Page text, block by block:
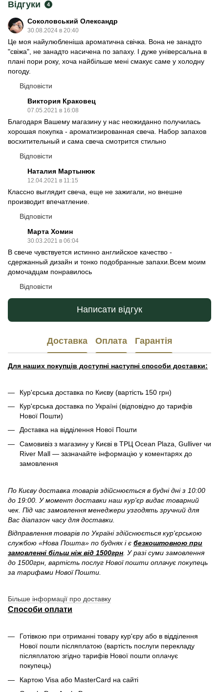
Відгуки 4
Соколовський Олександр
30.08.2024 в 20:40
Це моя найулюбленіша ароматична свічка. Вона не занадто
"свіжа", не занадто насичена по запаху. І дуже універсальна в
плані пори року, хоча найбільше мені смакує саме у холодну
погоду.
Відповісти
Виктория Краковец
07.05.2021 в 16:08
Благодаря Вашему магазину у нас неожиданно получилась
хорошая покупка - ароматизированная свеча. Набор запахов
восхитительный и сама свеча смотрится стильно
Відповісти
Наталия Мартынюк
12.04.2021 в 11:15
Классно выглядит свеча, еще не зажигали, но внешне
производит впечатление.
Відповісти
Марта Хомин
30.03.2021 в 06:04
В свече чувствуется истинно английское качество -
сдержанный дизайн и тонко подобранные запахи.Всем моим
домочадцам понравилось
Відповісти
Написати відгук
Доставка Оплата Гарантія
Для наших покупців доступні наступні способи доставки:
Кур'єрська доставка по Києву (вартість 150 грн)
Кур'єрська доставка по Україні (відповідно до тарифів
Нової Пошти)
Доставка на відділення Нової Пошти
Самовивіз з магазину у Києві в ТРЦ Ocean Plaza, Gulliver чи
River Mall — зазначайте інформацію у коментарях до
замовлення
По Києву доставка товарів здійснюється в будні дні з 10:00
до 19:00. У момент доставки наш кур'єр видає товарний
чек. Під час замовлення менеджери узгодять зручний для
Вас діапазон часу для доставки.
Відправлення товарів по Україні здійснюється кур'єрською
службою «Нова Пошта» по буднях і є безкоштовною при
замовленні більш ніж від 1500грн . У разі суми замовлення
до 1500грн, вартість послуг Нової пошти оплачує покупець
за тарифами Нової Пошти.
Більше інформації про доставку
Способи оплати
Готівкою при отриманні товару кур'єру або в відділення
Нової пошти післяплатою (вартість послуги перекладу
післяплатою згідно тарифів Нової пошти оплачує
покупець)
Картою Visa або MasterCard на сайті